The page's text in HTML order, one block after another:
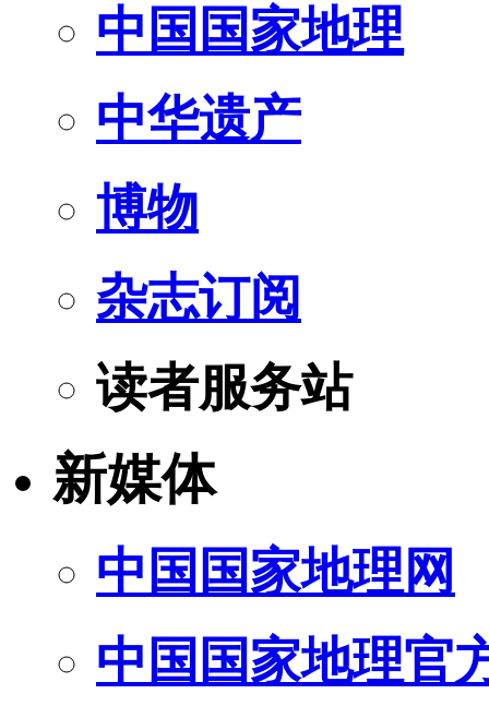
中国国家地理
中华遗产
博物
杂志订阅
读者服务站
新媒体
中国国家地理网
中国国家地理官